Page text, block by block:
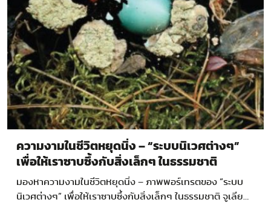
ความงามในชีวิตหยุดนิ่ง – “ระบบนิเวศต่างๆ”
เพื่อให้เราซาบซึ้งกับสิ่งเล็กๆ ในธรรมชาติ
มองหาความงามในชีวิตหยุดนิ่ง – ภาพพอร์เทรตของ “ระบบ
นิเวศต่างๆ” เพื่อให้เราซาบซึ้งกับสิ่งเล็กๆ ในธรรมชาติ จูเลีย…